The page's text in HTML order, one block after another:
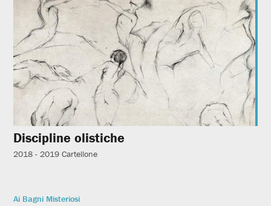
Discipline olistiche
2018 - 2019 Cartellone
Ai Bagni Misteriosi